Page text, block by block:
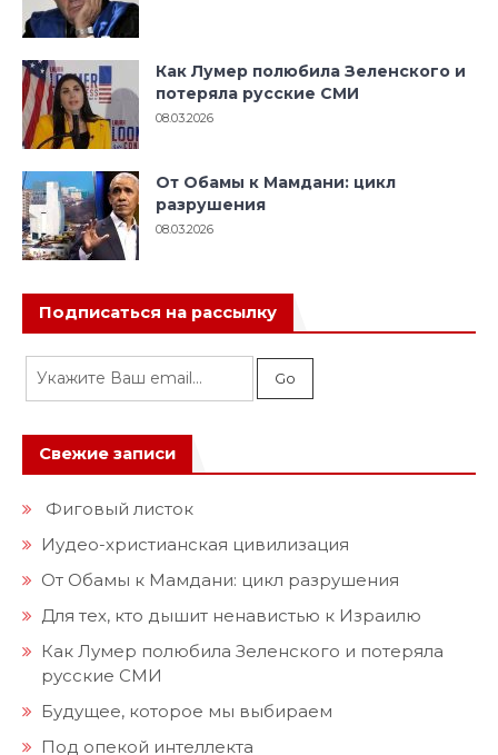
Как Лумер полюбила Зеленского и
потеряла русские СМИ
08.03.2026
От Обамы к Мамдани: цикл
разрушения
08.03.2026
Подписаться на рассылку
Свежие записи
Фиговый листок
Иудео-христианская цивилизация
От Обамы к Мамдани: цикл разрушения
Для тех, кто дышит ненавистью к Израилю
Как Лумер полюбила Зеленского и потеряла
русские СМИ
Будущее, которое мы выбираем
Под опекой интеллекта